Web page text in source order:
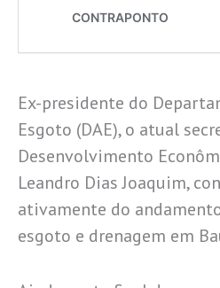
Ex-presidente do
Esgoto (DAE), o atual
Desenvolvimento
Leandro Dias Joaquim,
ativamente do
esgoto e drenagem em